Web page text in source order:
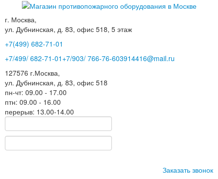
г. Москва,
ул. Дубнинская, д. 83, офис 518, 5 этаж
+7(499) 682-71-01
+7/499/ 682-71-01 +7/903/ 766-76-603914416@mail.ru
127576 г.Москва,
ул. Дубнинская, д. 83, офис 518
пн-чт: 09.00 - 17.00
птн: 09.00 - 16.00
перерыв: 13.00-14.00
Заказать звонок